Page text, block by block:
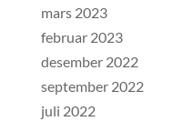
mars 2023
februar 2023
desember 2022
september 2022
juli 2022